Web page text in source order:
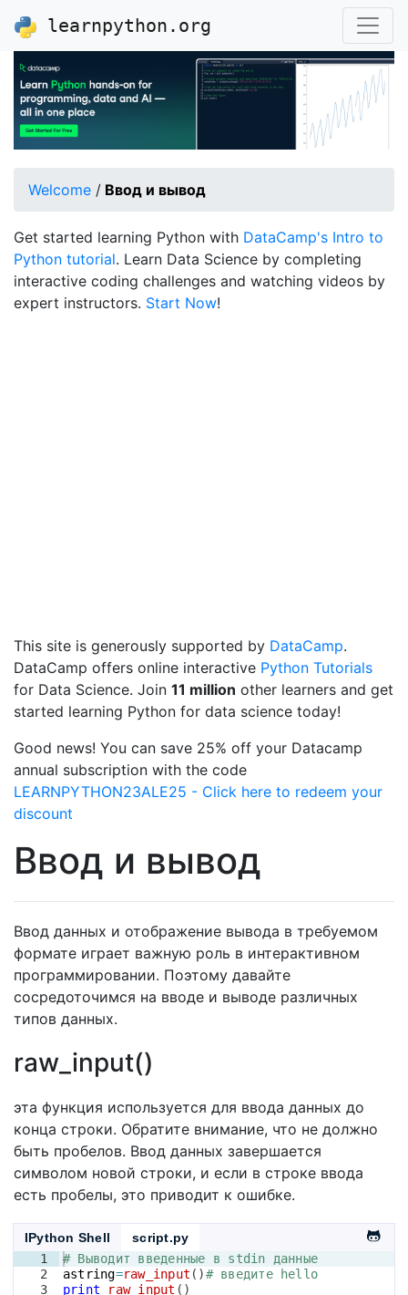
learnpython.org
Welcome / Ввод и вывод
Get started learning Python with DataCamp's Intro to
Python tutorial. Learn Data Science by completing
interactive coding challenges and watching videos by
expert instructors. Start Now!
This site is generously supported by DataCamp.
DataCamp offers online interactive Python Tutorials
for Data Science. Join 11 million other learners and get
started learning Python for data science today!
Good news! You can save 25% off your Datacamp
annual subscription with the code
LEARNPYTHON23ALE25 - Click here to redeem your
discount
Ввод и вывод
Ввод данных и отображение вывода в требуемом
формате играет важную роль в интерактивном
программировании. Поэтому давайте
сосредоточимся на вводе и выводе различных
типов данных.
raw_input()
эта функция используется для ввода данных до
конца строки. Обратите внимание, что не должно
быть пробелов. Ввод данных завершается
символом новой строки, и если в строке ввода
есть пробелы, это приводит к ошибке.
IPython Shell
script.py
1
2
3
# Выводит введенные в stdin данные
astring=raw_input ( )# введите hello
print
raw_input ( )